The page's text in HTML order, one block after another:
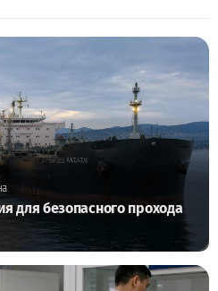
для безопасного прохода